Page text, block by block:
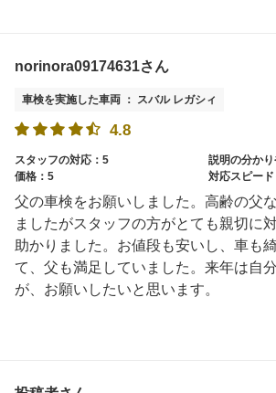
norinora09174631さん
車検を実施した車両 ： スバル レガシィ
4.8
スタッフの対応：5
説明の分か
価格：5
対応スピー
父の車検をお願いしました。高齢の父
ましたがスタッフの方がとても親切に
助かりました。お値段も安いし、車も
て、父も満足していました。来年は自
が、お願いしたいと思います。